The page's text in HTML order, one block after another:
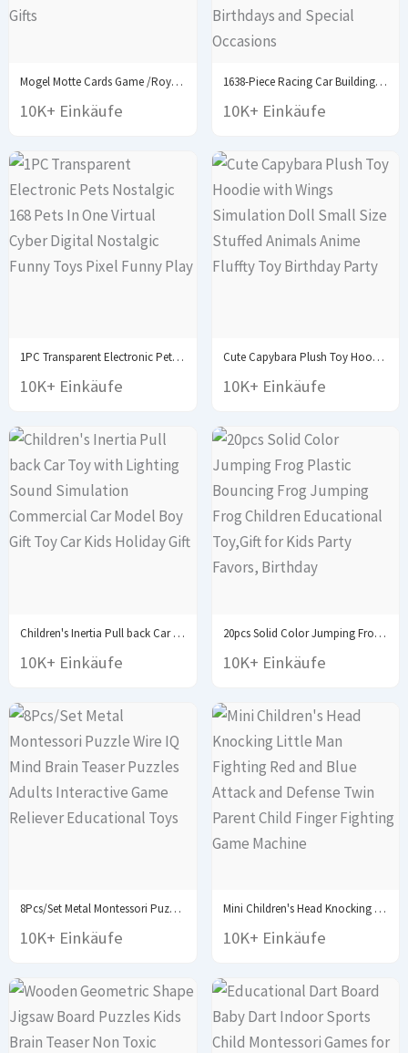
Mogel Motte Cards Game /Royal Xiaoqiang Board Game...
10K+ Einkäufe
1638-Piece Racing Car Building Block Set - High-Quality...
10K+ Einkäufe
1PC Transparent Electronic Pets Nostalgic 168 Pets In...
10K+ Einkäufe
Cute Capybara Plush Toy Hoodie with Wings Simulation...
10K+ Einkäufe
Children's Inertia Pull back Car Toy with Lighting...
10K+ Einkäufe
20pcs Solid Color Jumping Frog Plastic Bouncing Frog...
10K+ Einkäufe
8Pcs/Set Metal Montessori Puzzle Wire IQ Mind Brain...
10K+ Einkäufe
Mini Children's Head Knocking Little Man Fighting Red...
10K+ Einkäufe